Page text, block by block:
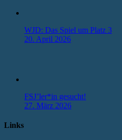
WJD: Das Spiel um Platz 3
20. April 2026
FSJ’ler*in gesucht!
27. März 2026
Links